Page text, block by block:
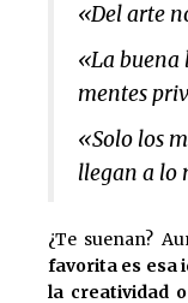
«Del arte
«La buena
mentes
«Solo los
llegan a lo
¿Te suenan?
favorita es esa
la creatividad